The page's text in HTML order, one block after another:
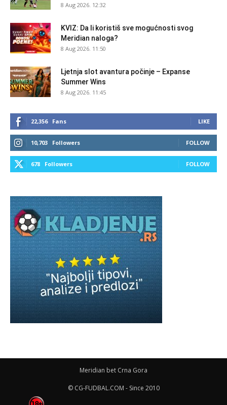
8 Aug 2026. 12:32
KVIZ: Da li koristiš sve mogućnosti svog
Meridian naloga?
8 Aug 2026. 11:50
Ljetnja slot avantura počinje – Expanse
Summer Wins
8 Aug 2026. 11:45
22,356 Fans LIKE
10,703 Followers FOLLOW
678 Followers FOLLOW
Meridian bet Crna Gora
© CG-FUDBAL.COM - Since 2010